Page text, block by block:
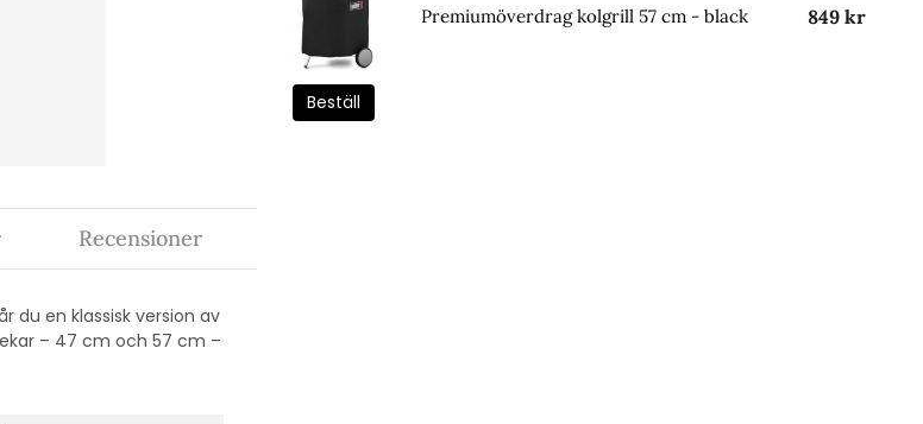
Premiumöverdrag kolgrill 57 cm - black 849 kr
Beställ
du en klassisk version av
– 47 cm och 57 cm –
Recensioner